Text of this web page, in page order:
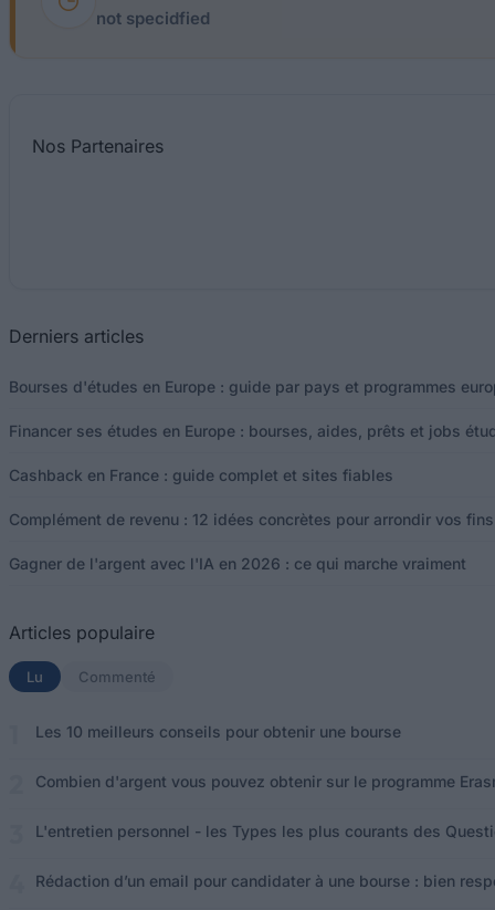
not specidfied
Nos Partenaires
Derniers articles
Bourses d'études en Europe : guide par pays et programmes
Financer ses études en Europe : bourses, aides, prêts et jobs
Cashback en France : guide complet et sites fiables
Complément de revenu : 12 idées concrètes pour arrondir vos
Gagner de l'argent avec l'IA en 2026 : ce qui marche vraiment
Articles populaire
Lu (onglet actif)
Commenté
Les 10 meilleurs conseils pour obtenir une bourse
Combien d'argent vous pouvez obtenir sur le programme
L'entretien personnel - les Types les plus courants des
Rédaction d’un email pour candidater à une bourse : bien